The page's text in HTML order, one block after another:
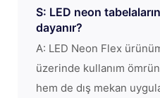
S: LED neon
dayanır?
A: LED Neon Flex
üzerinde kullanım
hem de dış mekan